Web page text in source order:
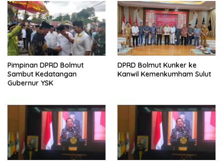
Pimpinan DPRD Bolmut
Sambut Kedatangan
Gubernur YSK
DPRD Bolmut Kunker ke
Kanwil Kemenkumham Sulut